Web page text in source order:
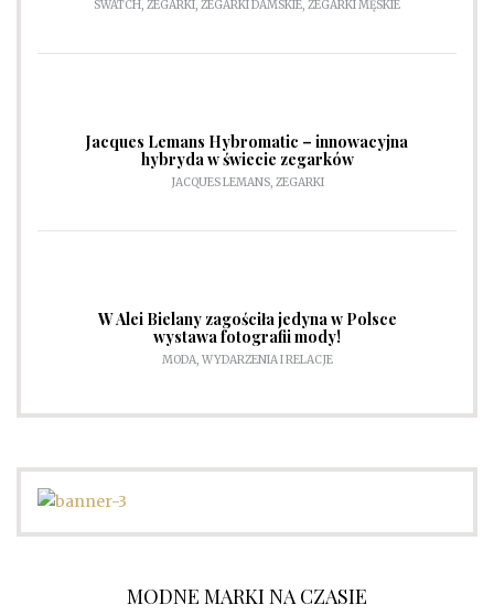
SWATCH ZEGARKI ZEGARKI DAMSKIE ZEGARKI MĘSKIE
Jacques Lemans Hybromatic – innowacyjna
hybryda w świecie zegarków
JACQUES LEMANS, ZEGARKI
W Alei Bielany zagościła jedyna w Polsce
wystawa fotografii mody!
MODA, WYDARZENIA I RELACJE
MODNE MARKI NA CZASIE